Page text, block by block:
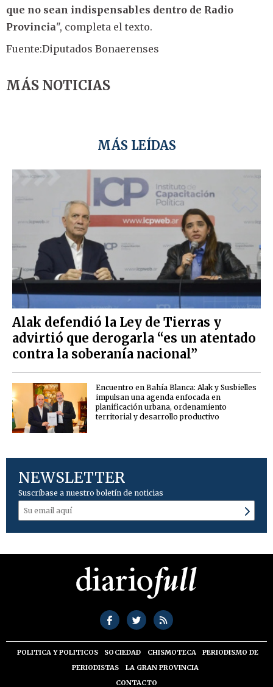
que no sean indispensables dentro de Radio
Provincia", completa el texto.
Fuente:Diputados Bonaerenses
MÁS NOTICIAS
MÁS LEÍDAS
Alak defendió la Ley de Tierras y
advirtió que derogarla “es un atentado
contra la soberanía nacional”
Encuentro en Bahía Blanca: Alak y Susbielles
impulsan una agenda enfocada en
planificación urbana, ordenamiento
territorial y desarrollo productivo
NEWSLETTER
Suscríbase a nuestro boletín de noticias
POLITICA Y POLITICOS SOCIEDAD CHISMOTECA
PERIODISMO DE
PERIODISTAS
LA GRAN PROVINCIA
CONTACTO